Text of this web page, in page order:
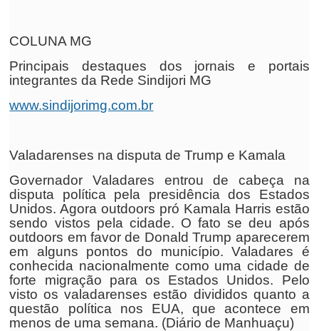
COLUNA MG
Principais destaques dos jornais e portais
integrantes da Rede Sindijori MG
www.sindijorimg.com.br
Valadarenses na disputa de Trump e Kamala
Governador Valadares entrou de cabeça na
disputa política pela presidência dos Estados
Unidos. Agora outdoors pró Kamala Harris estão
sendo vistos pela cidade. O fato se deu após
outdoors em favor de Donald Trump aparecerem
em alguns pontos do município. Valadares é
conhecida nacionalmente como uma cidade de
forte migração para os Estados Unidos. Pelo
visto os valadarenses estão divididos quanto a
questão política nos EUA, que acontece em
menos de uma semana. (Diário de Manhuaçu)